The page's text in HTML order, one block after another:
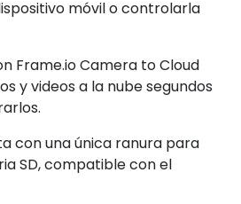
móvil o controlarla
Frame.io Camera to Cloud
y videos a la nube segundos
con una única ranura para
SD, compatible con el